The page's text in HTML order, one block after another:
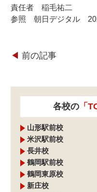
責任者 稲毛祐二
参照 朝日デジタル
◀︎ 前の記事
各校の「
山形駅前校
米沢駅前校
長井校
鶴岡駅前校
鶴岡東原校
新庄校